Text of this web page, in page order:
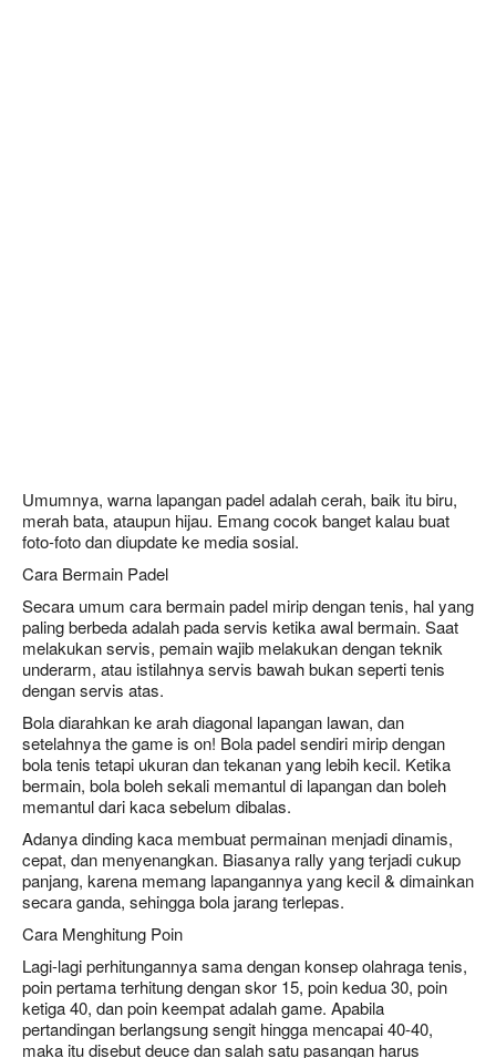
Umumnya, warna lapangan padel adalah cerah, baik itu biru,
merah bata, ataupun hijau. Emang cocok banget kalau buat
foto-foto dan diupdate ke media sosial.
Cara Bermain Padel
Secara umum cara bermain padel mirip dengan tenis, hal yang
paling berbeda adalah pada servis ketika awal bermain. Saat
melakukan servis, pemain wajib melakukan dengan teknik
underarm, atau istilahnya servis bawah bukan seperti tenis
dengan servis atas.
Bola diarahkan ke arah diagonal lapangan lawan, dan
setelahnya the game is on! Bola padel sendiri mirip dengan
bola tenis tetapi ukuran dan tekanan yang lebih kecil. Ketika
bermain, bola boleh sekali memantul di lapangan dan boleh
memantul dari kaca sebelum dibalas.
Adanya dinding kaca membuat permainan menjadi dinamis,
cepat, dan menyenangkan. Biasanya rally yang terjadi cukup
panjang, karena memang lapangannya yang kecil & dimainkan
secara ganda, sehingga bola jarang terlepas.
Cara Menghitung Poin
Lagi-lagi perhitungannya sama dengan konsep olahraga tenis,
poin pertama terhitung dengan skor 15, poin kedua 30, poin
ketiga 40, dan poin keempat adalah game. Apabila
pertandingan berlangsung sengit hingga mencapai 40-40,
maka itu disebut deuce dan salah satu pasangan harus